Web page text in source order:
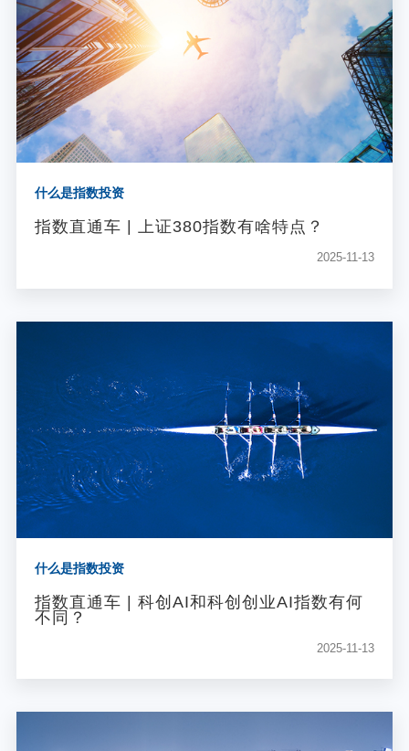
什么是指数投资
指数直通车 | 上证380指数有啥特点？
2025-11-13
什么是指数投资
指数直通车 | 科创AI和科创创业AI指数有何
不同？
2025-11-13